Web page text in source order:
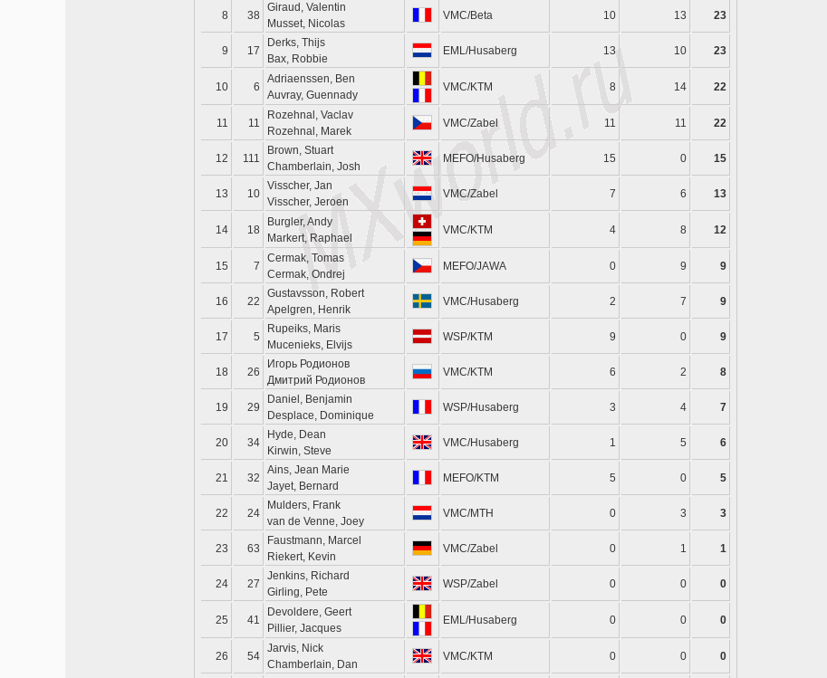
8 38
Giraud, Valentin
Musset, Nicolas
VMC/Beta 10 13 23
9 17
Derks, Thijs
Bax, Robbie
EML/Husaberg 13 10 23
10 6
Adriaenssen, Ben
Auvray, Guennady
VMC/KTM 8 14 22
11 11
Rozehnal, Vaclav
Rozehnal, Marek
VMC/Zabel 11 11 22
12 111
Brown, Stuart
Chamberlain, Josh
MEFO/Husaberg 15 0 15
13 10
Visscher, Jan
Visscher, Jeroen
VMC/Zabel 7 6 13
14 18
Burgler, Andy
Markert, Raphael
VMC/KTM 4 8 12
15 7
Cermak, Tomas
Cermak, Ondrej
MEFO/JAWA 0 9 9
16 22
Gustavsson, Robert
Apelgren, Henrik
VMC/Husaberg 2 7 9
17 5
Rupeiks, Maris
Mucenieks, Elvijs
WSP/KTM 9 0 9
18 26
Игорь Родионов
Дмитрий Родионов
VMC/KTM 6 2 8
19 29
Daniel, Benjamin
Desplace, Dominique
WSP/Husaberg 3 4 7
20 34
Hyde, Dean
Kirwin, Steve
VMC/Husaberg 1 5 6
21 32
Ains, Jean Marie
Jayet, Bernard
MEFO/KTM 5 0 5
22 24
Mulders, Frank
van de Venne, Joey
VMC/MTH 0 3 3
23 63
Faustmann, Marcel
Riekert, Kevin
VMC/Zabel 0 1 1
24 27
Jenkins, Richard
Girling, Pete
WSP/Zabel 0 0 0
25 41
Devoldere, Geert
Pillier, Jacques
EML/Husaberg 0 0 0
26 54
Jarvis, Nick
Chamberlain, Dan
VMC/KTM 0 0 0